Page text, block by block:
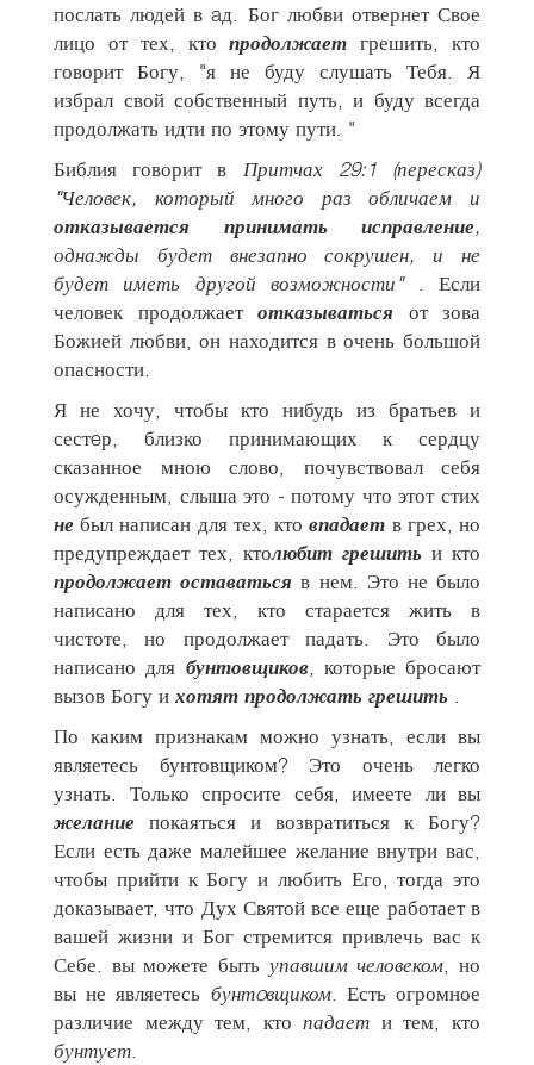
послать людей в aд. Бог любви отвернет Свое
лицо от тех, ктопродолжаетгрешить, кто
говорит Богу, "я не буду слушать Тебя. Я
избрал свой собственный путь, и буду всегда
продолжать идти по этому пути. "
Библия говорит в Притчах 29:1 (пересказ)
"Человек, который много раз обличаем и
отказывается принимать исправление,
однажды будет внезапно сокрушен, и не
будет иметь другой возможности"
. Если
человек продолжает отказываться от зова
Божией любви, он находится в очень большой
опасности.
Я не хочу, чтобы кто нибудь из братьев и
сестeр, близко принимающих к сердцу
сказанное мною слово, почувствовал себя
осужденным, слыша это - потому что этот стих
небыл написан для тех, ктовпадает в грех, но
предупреждает тех, ктолюбит грешить и кто
продолжает оставатьсяв нем. Это не было
написано для тех, кто старается жить в
чистоте, но продолжает падать. Это было
написано для бунтовщиков, которые бросают
вызов Богу и хотят продолжать грешить
По каким признакам можно узнать, если вы
являетесь бунтовщиком? Это очень легко
узнать. Только спросите себя, имеете ли вы
желание покаяться и возвратиться к Богу?
Если есть даже малейшее желание внутри вас,
чтобы прийти к Богу и любить Его, тогда это
доказывает, что Дух Святой все еще работает в
вашей жизни и Бог стремится привлечь вас к
Себе. вы можете быть упавшим человеком , но
вы не являетесь бунтoвщиком. Есть огромное
различие между тем, ктопадает и тем, кто
бунтует